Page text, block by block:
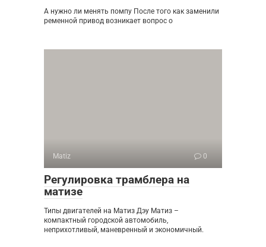
А нужно ли менять помпу После того как заменили
ременной привод возникает вопрос о
Matiz 0
Регулировка трамблера на
матизе
Типы двигателей на Матиз Дэу Матиз –
компактный городской автомобиль,
неприхотливый, маневренный и экономичный.